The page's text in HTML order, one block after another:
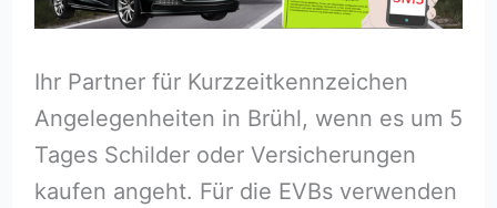
Ihr Partner für Kurzzeitkennzeichen
Angelegenheiten in Brühl, wenn es um 5
Tages Schilder oder Versicherungen
kaufen angeht. Für die EVBs verwenden